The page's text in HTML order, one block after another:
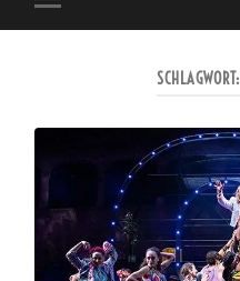
Mobile-
Menü
SCHLAGWORT: